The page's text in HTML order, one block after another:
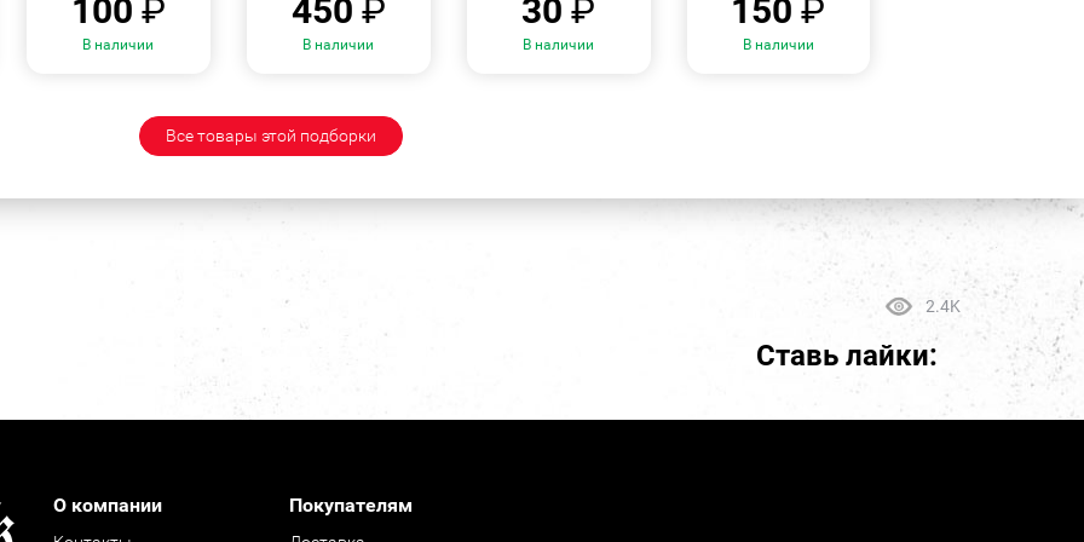
100 ₽
В наличии
450 ₽
В наличии
30₽
В наличии
150₽
В наличии
Все товары этой подборки
2.4K
Ставь лайки:
О компании Покупателям